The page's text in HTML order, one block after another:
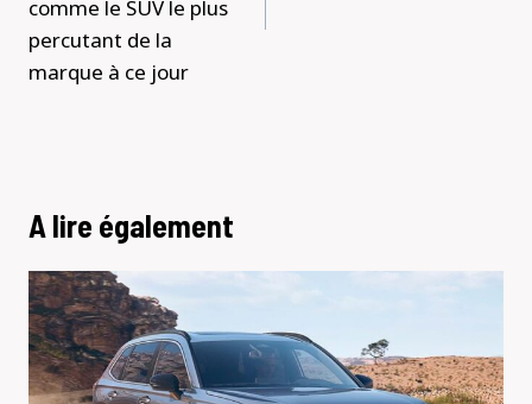
comme le SUV le plus
percutant de la
marque à ce jour
A lire également